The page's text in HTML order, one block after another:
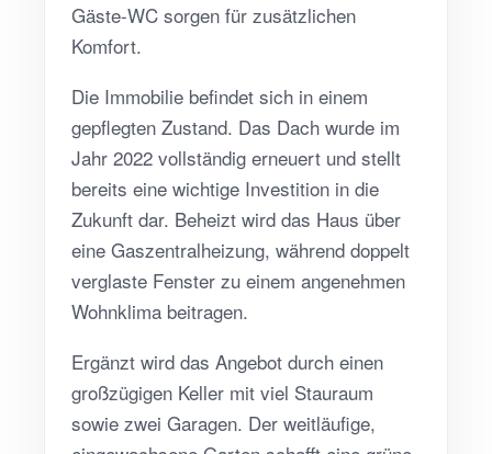
Gäste-WC sorgen für zusätzlichen
Komfort.
Die Immobilie befindet sich in einem
gepflegten Zustand. Das Dach wurde im
Jahr 2022 vollständig erneuert und stellt
bereits eine wichtige Investition in die
Zukunft dar. Beheizt wird das Haus über
eine Gaszentralheizung, während doppelt
verglaste Fenster zu einem angenehmen
Wohnklima beitragen.
Ergänzt wird das Angebot durch einen
großzügigen Keller mit viel Stauraum
sowie zwei Garagen. Der weitläufige,